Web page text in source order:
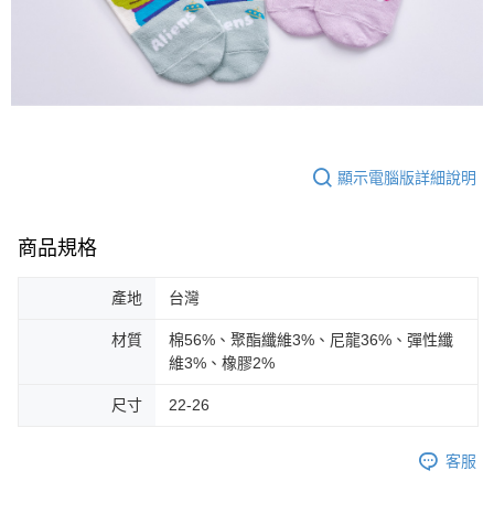
顯示電腦版詳細說明
商品規格
產地 台灣
材質
棉56%、聚酯纖維3%、尼龍36%、彈性纖
維3%、橡膠2%
尺寸 22-26
客服